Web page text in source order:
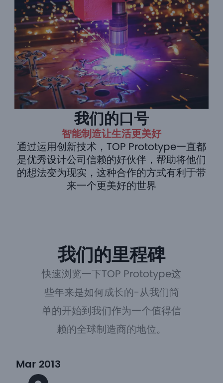
我们的口号
智能制造让生活更美好
通过运用创新技术，TOP Prototype一直都
是优秀设计公司信赖的好伙伴，帮助将他们
的想法变为现实，这种合作的方式有利于带
来一个更美好的世界
我们的里程碑
快速浏览一下TOP Prototype这
些年来是如何成长的-从我们简
单的开始到我们作为一个值得信
赖的全球制造商的地位。
Mar 2013